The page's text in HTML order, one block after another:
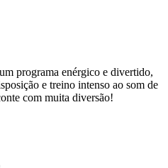
programa enérgico e divertido,
e treino intenso ao som de
com muita diversão!